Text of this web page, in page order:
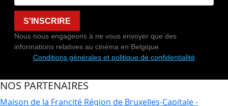
S'INSCRIRE
Nous nous engageons à ne vous envoyer que des
informations relatives au cinéma en Belgique.
Conditions générales et politique de confidentialité
NOS PARTENAIRES
Maison de la Francité Région de Bruxelles-Capitale -